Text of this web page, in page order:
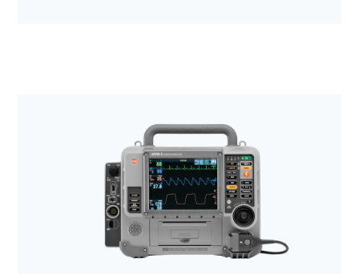
Anestezjologia i aparatura medyczna
Wózki transportowe